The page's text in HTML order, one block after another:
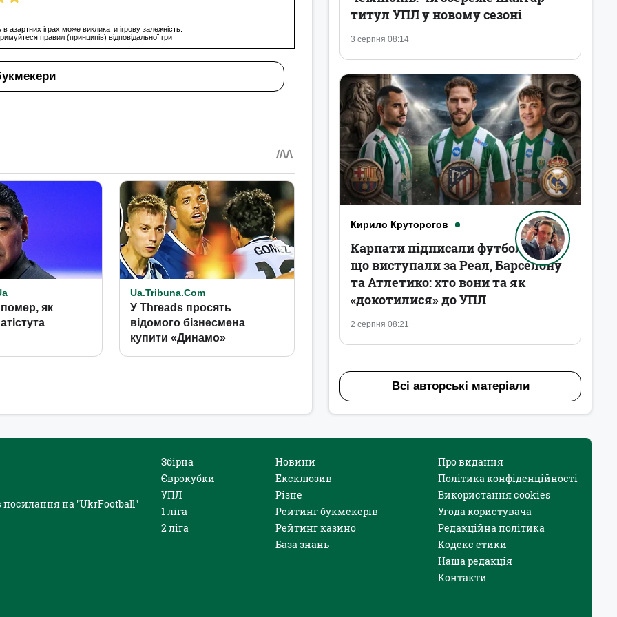
в азартних іграх може викликати ігрову залежність.
правил (принципів) відповідальної гри
3 серпня 08:14
титул УПЛ у новому сезоні
Кирило Круторогов
2 серпня 08:21
Карпати підписали футболістів,
що виступали за Реал, Барселону
та Атлетико: хто вони та як
«докотилися» до УПЛ
Всі авторські матеріали
посилання на "UkrFootball"
Збірна
Єврокубки
УПЛ
1 ліга
2 ліга
Новини
Ексклюзив
Різне
Рейтинг букмекерів
Рейтинг казино
База знань
Про видання
Політика конфіденційності
Використання cookies
Угода користувача
Редакційна політика
Кодекс етики
Наша редакція
Контакти